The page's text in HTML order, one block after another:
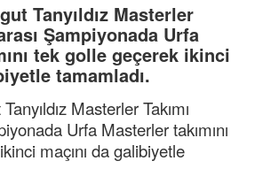
Tanyıldız Masterler
Şampiyonada Urfa
tek golle geçerek ikinci
tamamladı.
Masterler Takımı
Urfa Masterler takımını
maçını da galibiyetle